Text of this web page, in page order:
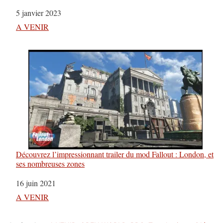
Date
5 janvier 2023
Par rapport à
A VENIR
Découvrez l’impressionnant trailer du mod Fallout : London, et
ses nombreuses zones
Date
16 juin 2021
Par rapport à
A VENIR